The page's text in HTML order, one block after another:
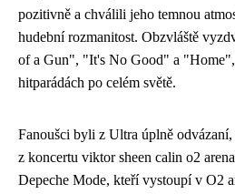
pozitivně a chválili jeho temnou
hudební rozmanitost. Obzvláště
of a Gun", "It's No Good" a
hitparádách po celém světě.
Fanoušci byli z Ultra úplně
z koncertu viktor sheen calin o2 arena
Depeche Mode, kteří vystoupí v O2